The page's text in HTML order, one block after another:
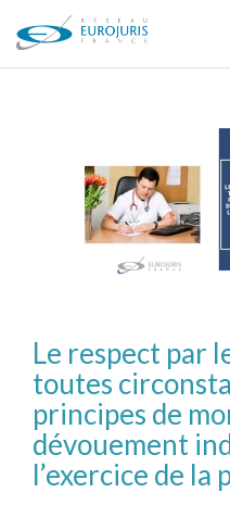
Le respect par
toutes
principes de
dévouement
l’exercice de la